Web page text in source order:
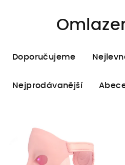
Doporučujeme
Nejprodávanější